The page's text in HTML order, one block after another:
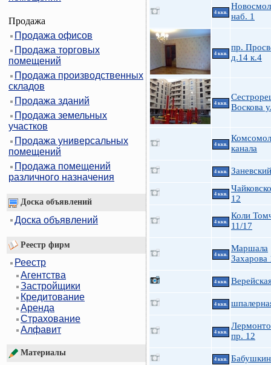
Продажа
Продажа офисов
Продажа торговых
помещений
Продажа производственных
складов
Продажа зданий
Продажа земельных
участков
Продажа универсальных
помещений
Продажа помещений
различного назначения
Доска объявлений
Доска объявлений
Реестр фирм
Реестр
Агентства
Застройщики
Кредитование
Аренда
Страхование
Алфавит
Материалы
4 ккв.
наб. 1
4 ккв.
пр.
д.14 к.4
4 ккв.
Воскова
4 ккв.
канала
4 ккв.
4 ккв.
12
4 ккв.
Коли
11/17
4 ккв.
Маршала
Захарова
4 ккв.
4 ккв.
4 ккв.
пр. 12
4 ккв.